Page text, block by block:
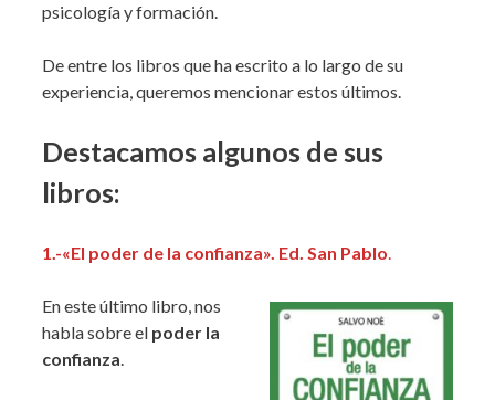
psicología y formación.
De entre los libros que ha escrito a lo largo de su
experiencia, queremos mencionar estos últimos.
Destacamos algunos de sus
libros:
1.-«El poder de la confianza». Ed. San Pablo.
En este último libro, nos
habla sobre el poder la
confianza.